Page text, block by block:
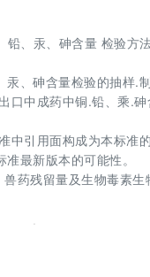
、汞、砷含量 检验方
、砷含量检验的抽样.
口中成药中铜.铅、乘.
中引用面构成为本标准
最新版本的可能性。
药残留量及生物毒素